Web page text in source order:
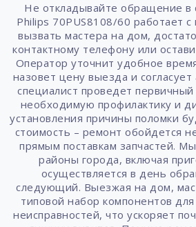
Не откладывайте обращение в
Philips 70PUS8108/60 работает
вызвать мастера на дом,
контактному телефону или
Оператор уточнит удобное
назовет цену выезда и
специалист проведет
необходимую профилактику и
установления причины поломки
стоимость – ремонт обойдется
прямым поставкам запчастей.
районы города, включая
осуществляется в день
следующий. Выезжая на дом,
типовой набор компонентов
неисправностей, что ускоряет